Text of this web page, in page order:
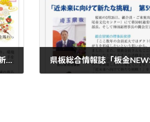
県板総合情報誌「板金NEWS432号」更新しました！